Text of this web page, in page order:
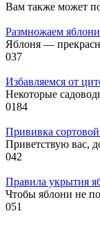
Вам также может
Размножаем
Яблоня —
037
Избавляемся от
Некоторые
0184
Прививка
Приветствую вас,
042
Правила укрытия
Чтобы яблони не
051